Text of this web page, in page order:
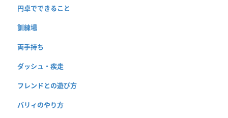
円卓でできること
訓練場
両手持ち
ダッシュ・疾走
フレンドとの遊び方
パリィのやり方